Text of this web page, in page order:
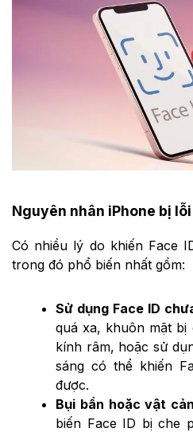
Nguyên nhân iPhone bị
Có nhiều lý do khiến Face
trong đó phổ biến nhất gồm:
Sử dụng Face ID
quá xa, khuôn mặt
kính râm, hoặc sử
sáng có thể khiến
được.
Bụi bẩn hoặc vật
biến Face ID bị che